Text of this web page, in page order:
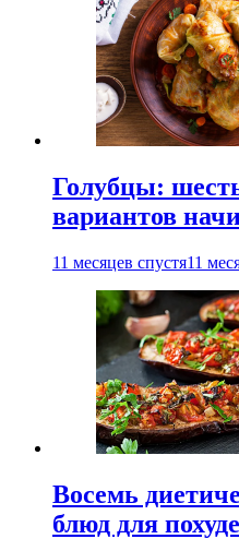
Голубцы:
вариантов
11 месяцев спустя11
Восемь
блюд для